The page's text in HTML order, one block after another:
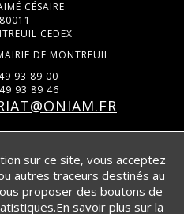
CÉSAIRE
CEDEX
DE MONTREUIL
93 89 00
93 89 46
UTILES
sur ce site, vous acceptez
autres traceurs destinés au
proposer des boutons de
savoir plus sur la